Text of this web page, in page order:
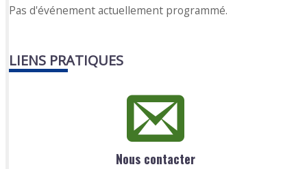
Pas d'événement actuellement programmé.
LIENS PRATIQUES
Nous contacter